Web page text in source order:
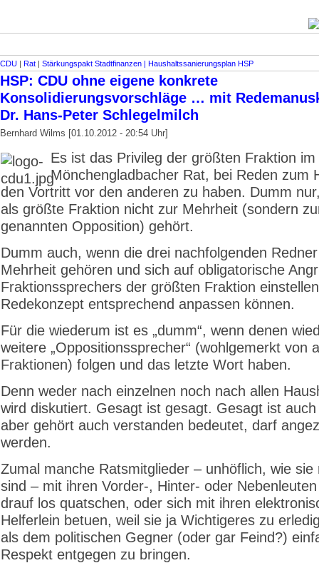
CDU | Rat | Stärkungspakt Stadt­finanzen | Haus­halts­sanierungsplan HSP
HSP: CDU ohne eigene konkrete
Konsolidierungsvorschläge … mit
Dr. Hans-Peter Schlegelmilch
Bernhard Wilms [01.10.2012 - 20:54 Uhr]
Es ist das Privileg der größten Fraktion im
Mönchenglad­bacher Rat, bei Reden zum
den Vortritt vor den anderen zu haben. Dumm
als größte Fraktion nicht zur Mehrheit (sondern
genannten Opposition) gehört.
Dumm auch, wenn die drei nachfolgenden
Mehrheit gehören und sich auf obligatorische
Fraktionssprechers der größten Fraktion
Redekonzept entsprechend anpassen können.
Für die wiederum ist es „dumm“, wenn denen
weitere „Oppositions­sprecher“ (wohlgemerkt von
Fraktionen) folgen und das letzte Wort haben.
Denn weder nach einzelnen noch nach allen
wird diskutiert. Gesagt ist gesagt. Gesagt ist
aber gehört auch verstanden bedeutet, darf
werden.
Zumal manche Ratsmitglieder – unhöflich, wie sie
sind – mit ihren Vorder-, Hinter- oder
drauf los quatschen, oder sich mit ihren
Helferlein betuen, weil sie ja Wichtigeres zu
als dem politischen Gegner (oder gar Feind?)
Respekt entgegen zu bringen.